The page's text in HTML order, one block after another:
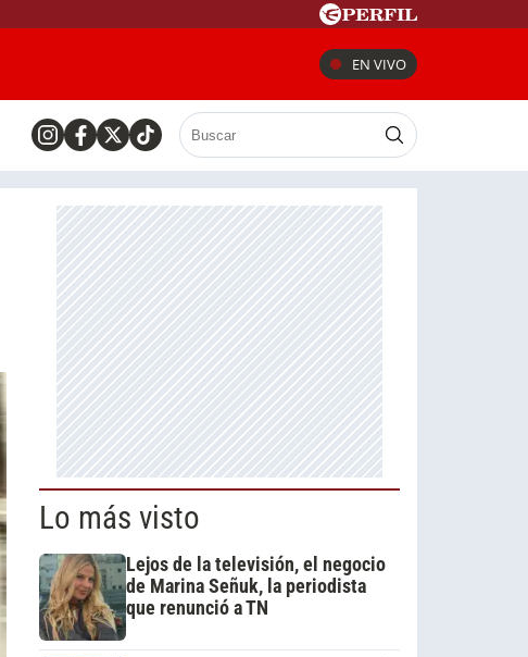
EN VIVO
Lo más visto
Lejos de la televisión, el negocio
de Marina Señuk, la periodista
que renunció a TN